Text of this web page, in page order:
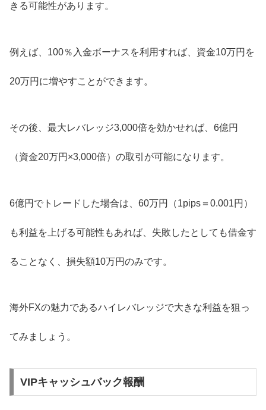
きる可能性があります。
例えば、100％入金ボーナスを利用すれば、資金10万円を
20万円に増やすことができます。
その後、最大レバレッジ3,000倍を効かせれば、6億円
（資金20万円×3,000倍）の取引が可能になります。
6億円でトレードした場合は、60万円（1pips＝0.001円）
も利益を上げる可能性もあれば、失敗したとしても借金す
ることなく、損失額10万円のみです。
海外FXの魅力であるハイレバレッジで大きな利益を狙っ
てみましょう。
VIPキャッシュバック報酬